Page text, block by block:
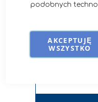
podobnych
AKCEPTUJĘ
WSZYSTKO
TOFI